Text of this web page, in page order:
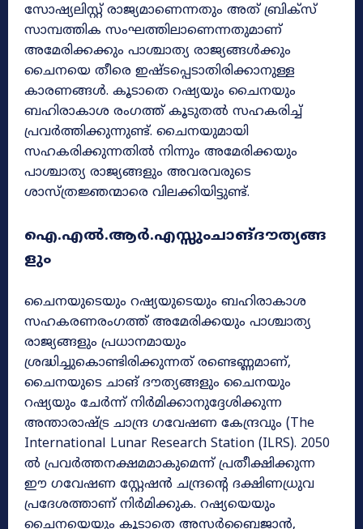
സോഷ്യലിസ്റ്റ് രാജ്യമാണെന്നതും അത് ബ്രിക്സ്
സാമ്പത്തിക സംഘത്തിലാണെന്നതുമാണ്
അമേരിക്കക്കും പാശ്ചാത്യ രാജ്യങ്ങൾക്കും
ചൈനയെ തീരെ ഇഷ്ടപ്പെടാതിരിക്കാനുള്ള
കാരണങ്ങൾ. കൂടാതെ റഷ്യയും ചൈനയും
ബഹിരാകാശ രംഗത്ത് കൂടുതൽ സഹകരിച്ച്
പ്രവർത്തിക്കുന്നുണ്ട്. ചൈനയുമായി
സഹകരിക്കുന്നതിൽ നിന്നും അമേരിക്കയും
പാശ്ചാത്യ രാജ്യങ്ങളും അവരവരുടെ
ശാസ്ത്രജ്ഞന്മാരെ വിലക്കിയിട്ടുണ്ട്.
ഐ.എൽ.ആർ.എസ്സുംചാങ്ദൗത്യങ്ങ
ളും
ചൈനയുടെയും റഷ്യയുടെയും ബഹിരാകാശ
സഹകരണരംഗത്ത് അമേരിക്കയും പാശ്ചാത്യ
രാജ്യങ്ങളും പ്രധാനമായും
ശ്രദ്ധിച്ചുകൊണ്ടിരിക്കുന്നത് രണ്ടെണ്ണമാണ്,
ചൈനയുടെ ചാങ് ദൗത്യങ്ങളും ചൈനയും
റഷ്യയും ചേർന്ന് നിർമിക്കാനുദ്ദേശിക്കുന്ന
അന്താരാഷ്ട്ര ചാന്ദ്ര ഗവേഷണ കേന്ദ്രവും (The
International Lunar Research Station (ILRS). 2050
ൽ പ്രവർത്തനക്ഷമമാകുമെന്ന് പ്രതീക്ഷിക്കുന്ന
ഈ ഗവേഷണ സ്റ്റേഷൻ ചന്ദ്രന്റെ ദക്ഷിണധ്രുവ
പ്രദേശത്താണ് നിർമിക്കുക. റഷ്യയെയും
ചൈനയെയും കൂടാതെ അസർബൈജാൻ,